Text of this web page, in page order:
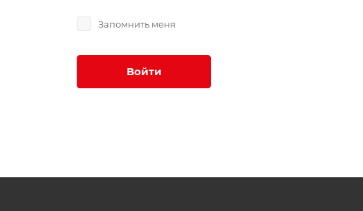
Запомнить меня
Войти